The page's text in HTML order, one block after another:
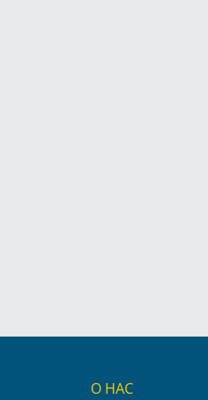
О НАС